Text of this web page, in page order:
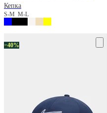
Кепка
S-M M-L
−40%